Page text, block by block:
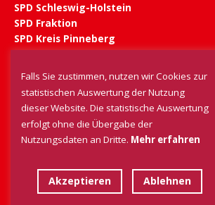
SPD Schleswig-Holstein
SPD Fraktion
SPD Kreis Pinneberg
Suchen
nach:
Impressum|Datenschutz|Kontakt
Falls Sie zustimmen, nutzen wir Cookies zur
statistischen Auswertung der Nutzung
dieser Website. Die statistische Auswertung
erfolgt ohne die Übergabe der
Nutzungsdaten an Dritte. Mehr erfahren
Akzeptieren Ablehnen